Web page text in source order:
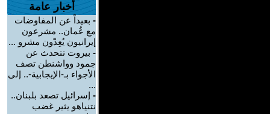
أخبار عامة
- بعيداً عن المفاوضات
مع عُمان.. مشرعون
إيرانيون يُعِدّون مشرو ...
- بيروت تتحدث عن
جمود وواشنطن تصف
الأجواء بـ-الإيجابية-.. إلى
...
- إسرائيل تصعد بلبنان..
نتنياهو يثير غضب